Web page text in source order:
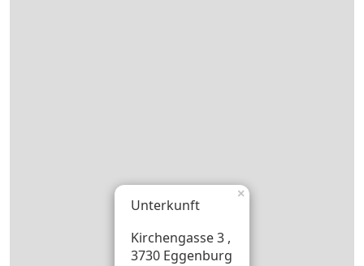
Unterkunft
Kirchengasse 3 ,
3730 Eggenburg
×